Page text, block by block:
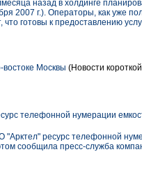
назад в холдинге
2007 г.). Операторы, как уже
готовы к предоставлению
Москвы (Новости
телефонной нумерации
"Арктел" ресурс телефонной
сообщила пресс-служба